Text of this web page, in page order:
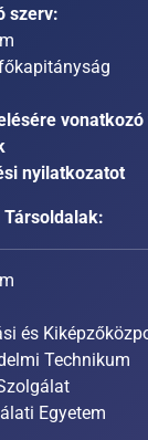
szerv:
nyilatkozatot
Társoldalak:
és
Technikum
Egyetem